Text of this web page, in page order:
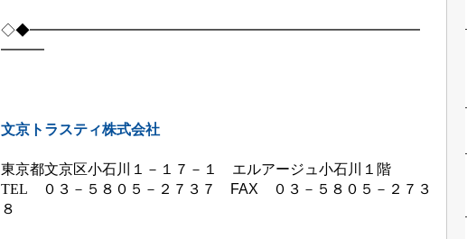
◇◆━━━━━━━━━━━━━━━━━━━━━━━━━━━
━━━
文京トラスティ株式会社
東京都文京区小石川１－１７－１ エルアージュ小石川１階
TEL ０３－５８０５－２７３７ FAX ０３－５８０５－２７３
８